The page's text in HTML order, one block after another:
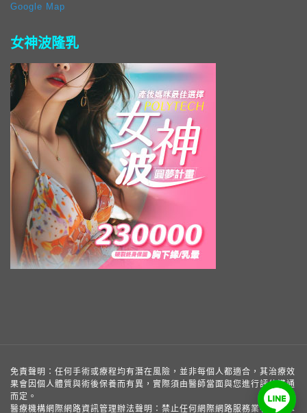
Google Map
女神波隆乳
免責聲明：任何手術或療程均有潛在風險，並非每個人都適合，其治療效
果會因個人體質與術後保養而有異，實際須由醫師當面與您進行評估溝通
而定。
醫療機構網際網路資訊管理辦法聲明：禁止任何網際網路服務業者轉錄本